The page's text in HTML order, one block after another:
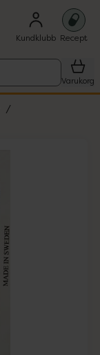
Kundklubb Recept
Varukorg